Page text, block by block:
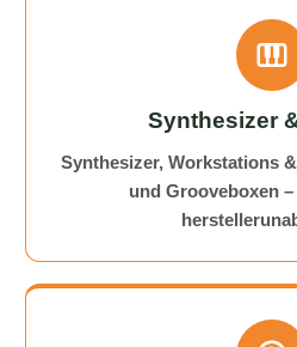
Synthesizer
Synthesizer, Workstations
und Grooveboxen